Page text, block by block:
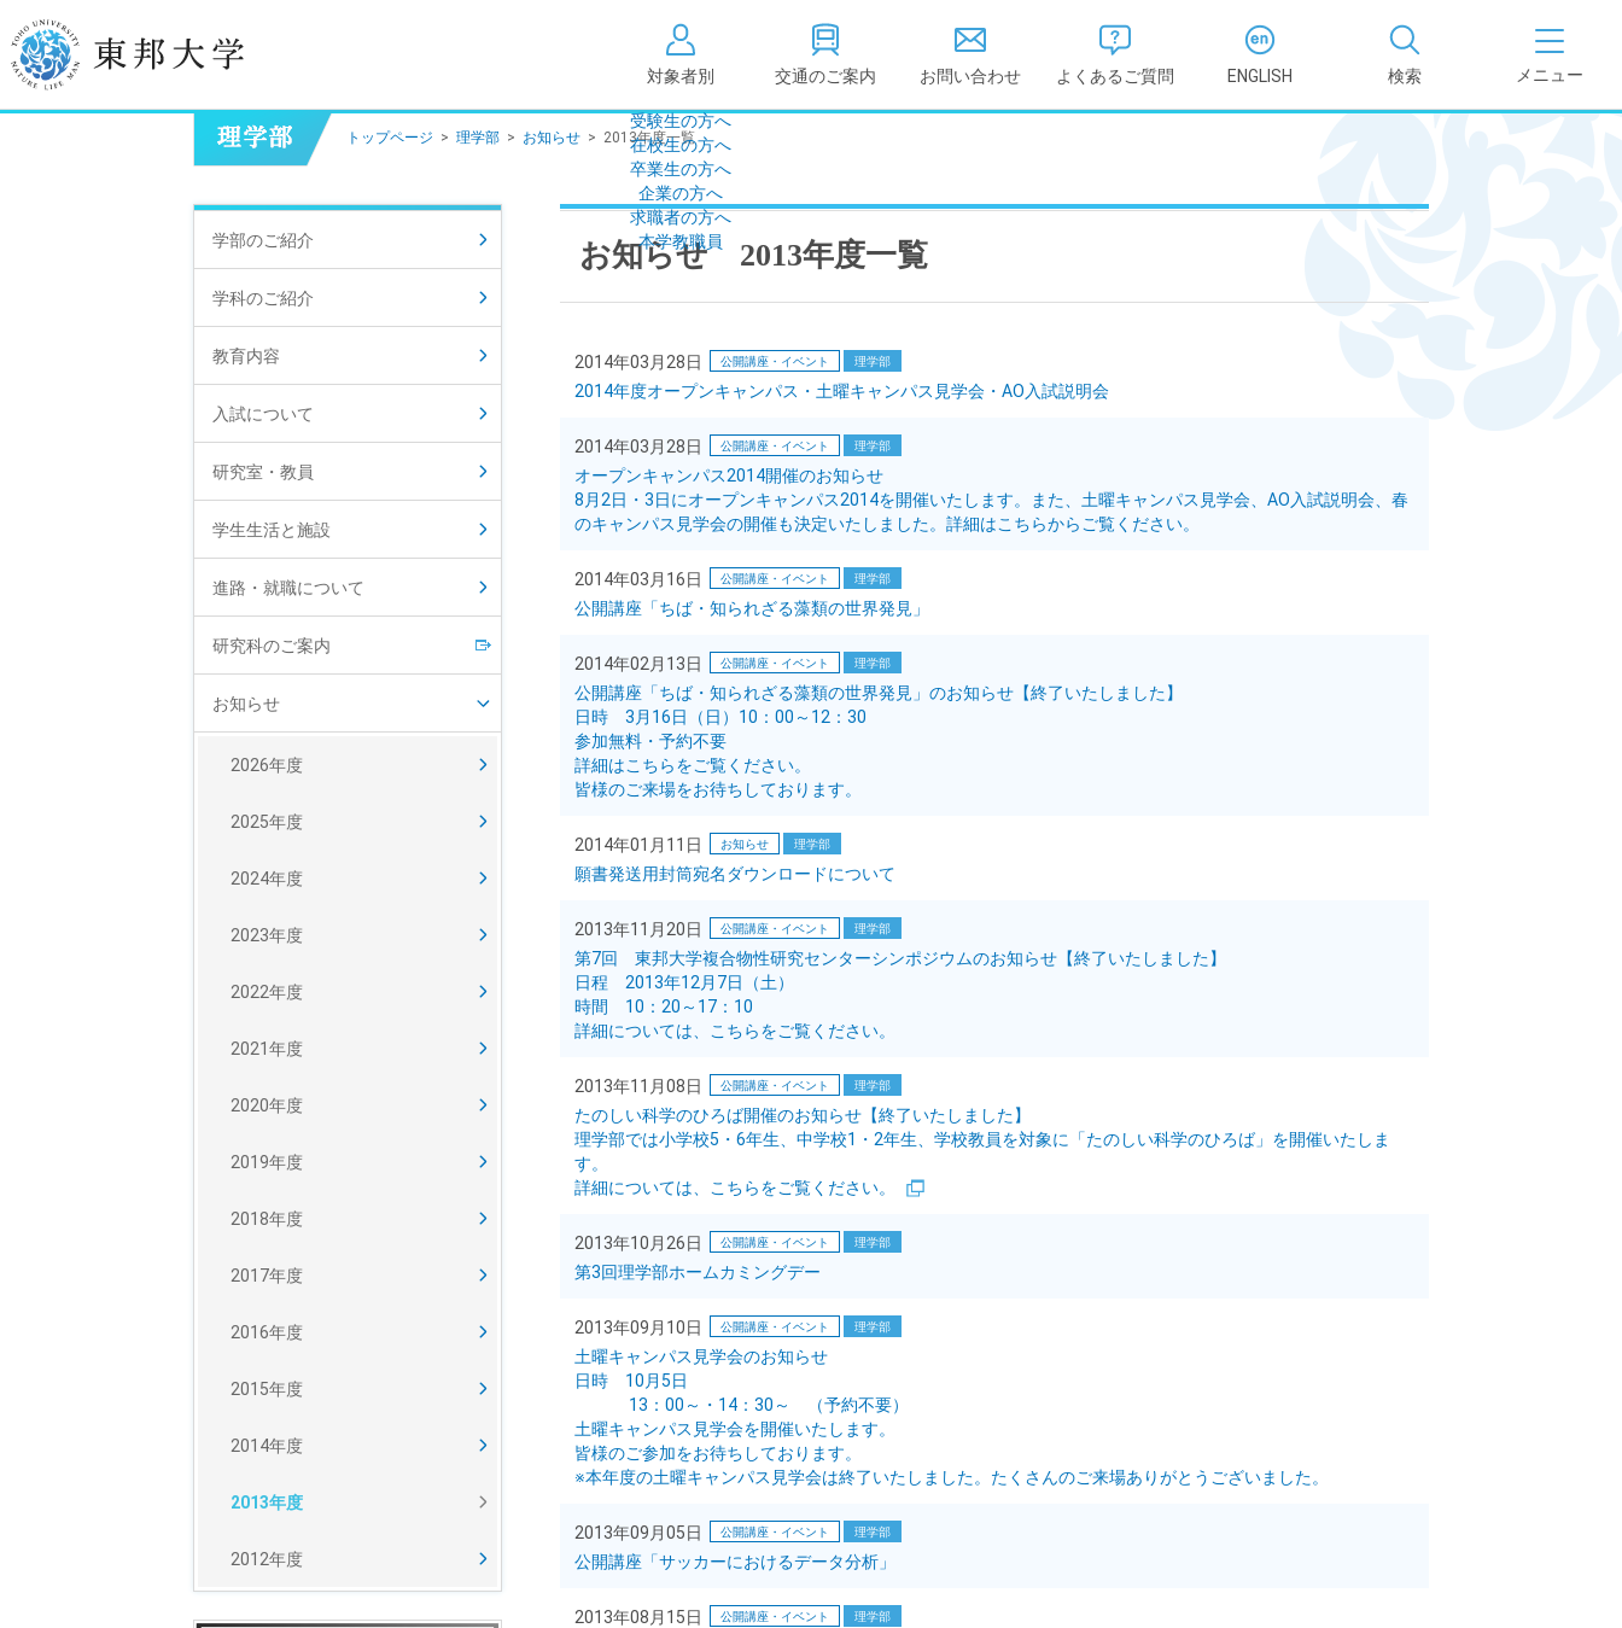
対象者別
受験生の方へ
在校生の方へ
卒業生の方へ
企業の方へ
求職者の方へ
本学教職員
交通のご案内 お問い合わせ よくあるご質問 ENGLISH 検索
学長挨拶
建学の精神/教育の理念
東邦大学学則・
大学院規程
教育憲章
（教学に関する方針）
学位授与数
情報公開
教学に関する情報
点検・評価
キャンパス敷地建物面
高等教育の修学支援新制
各種アンケート結果
薬学部
トップページ > 理学部 > お知らせ > 2013年度一覧
お知らせ 2013年度一覧
2014年03月28日 公開講座・イベント 理学部
2014年度オープンキャンパス・土曜キャンパス見学会・AO入試説明会
2014年03月28日 公開講座・イベント 理学部
オープンキャンパス2014開催のお知らせ
8月2日・3日にオープンキャンパス2014を開催いたします。また、土曜キャンパス見学会、AO入試説明会、春
のキャンパス見学会の開催も決定いたしました。詳細はこちらからご覧ください。
2014年03月16日 公開講座・イベント 理学部
公開講座「ちば・知られざる藻類の世界発見」
2014年02月13日 公開講座・イベント 理学部
公開講座「ちば・知られざる藻類の世界発見」のお知らせ【終了いたしました】
日時 3月16日（日）10：00～12：30
参加無料・予約不要
詳細はこちらをご覧ください。
皆様のご来場をお待ちしております。
2014年01月11日 お知らせ 理学部
願書発送用封筒宛名ダウンロードについて
2013年11月20日 公開講座・イベント 理学部
第7回 東邦大学複合物性研究センターシンポジウムのお知らせ【終了いたしました】
日程 2013年12月7日（土）
時間 10：20～17：10
詳細については、こちらをご覧ください。
2013年11月08日 公開講座・イベント 理学部
たのしい科学のひろば開催のお知らせ【終了いたしました】
理学部では小学校5・6年生、中学校1・2年生、学校教員を対象に「たのしい科学のひろば」を開催いたしま
す。
詳細については、こちらをご覧ください。
2013年10月26日 公開講座・イベント 理学部
第3回理学部ホームカミングデー
2013年09月10日 公開講座・イベント 理学部
土曜キャンパス見学会のお知らせ
日時 10月5日
13：00～・14：30～ （予約不要）
土曜キャンパス見学会を開催いたします。
皆様のご参加をお待ちしております。
※本年度の土曜キャンパス見学会は終了いたしました。たくさんのご来場ありがとうございました。
2013年09月05日 公開講座・イベント 理学部
公開講座「サッカーにおけるデータ分析」
2013年08月15日 公開講座・イベント 理学部
学部のご紹介
学科のご紹介
教育内容
入試について
研究室・教員
学生生活と施設
進路・就職について
研究科のご案内
お知らせ
2026年度
2025年度
2024年度
2023年度
2022年度
2021年度
2020年度
2019年度
2018年度
2017年度
2016年度
2015年度
2014年度
2013年度
2012年度